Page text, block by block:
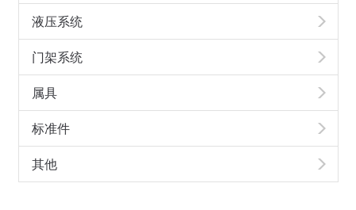
液压系统
门架系统
属具
标准件
其他